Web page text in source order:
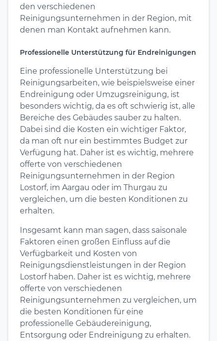
den verschiedenen
Reinigungsunternehmen in der Region, mit
denen man Kontakt aufnehmen kann.
Professionelle Unterstützung für Endreinigungen
Eine professionelle Unterstützung bei
Reinigungsarbeiten, wie beispielsweise einer
Endreinigung oder Umzugsreinigung, ist
besonders wichtig, da es oft schwierig ist, alle
Bereiche des Gebäudes sauber zu halten.
Dabei sind die Kosten ein wichtiger Faktor,
da man oft nur ein bestimmtes Budget zur
Verfügung hat. Daher ist es wichtig, mehrere
offerte von verschiedenen
Reinigungsunternehmen in der Region
Lostorf, im Aargau oder im Thurgau zu
vergleichen, um die besten Konditionen zu
erhalten.
Insgesamt kann man sagen, dass saisonale
Faktoren einen großen Einfluss auf die
Verfügbarkeit und Kosten von
Reinigungsdienstleistungen in der Region
Lostorf haben. Daher ist es wichtig, mehrere
offerte von verschiedenen
Reinigungsunternehmen zu vergleichen, um
die besten Konditionen für eine
professionelle Gebäudereinigung,
Entsorgung oder Endreinigung zu erhalten.